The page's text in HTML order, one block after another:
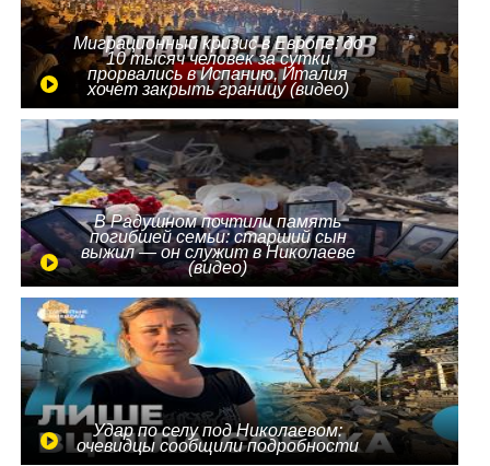
Миграционный кризис в Европе: до
10 тысяч человек за сутки
прорвались в Испанию, Италия
хочет закрыть границу (видео)
В Радушном почтили память
погибшей семьи: старший сын
выжил — он служит в Николаеве
(видео)
Удар по селу под Николаевом:
очевидцы сообщили подробности